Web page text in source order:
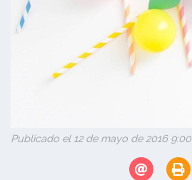
Publicado el 12 de mayo de 2016 9:00